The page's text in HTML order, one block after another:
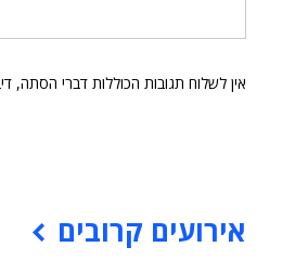
אין לשלוח תגובות הכוללות דברי הסתה,
אירועים קרובים